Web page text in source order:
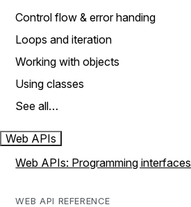
Control flow & error handing
Loops and iteration
Working with objects
Using classes
See all…
Web APIs
Web APIs: Programming interfaces
WEB API REFERENCE